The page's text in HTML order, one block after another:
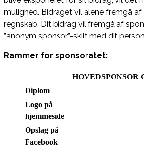
mulighed. Bidraget vil alene fremgå
regnskab. Dit bidrag vil fremgå af
”anonym sponsor”-skilt med dit
Rammer for sponsoratet:
HOVEDSPONSOR
Diplom
Logo på
hjemmeside
Opslag på
Facebook